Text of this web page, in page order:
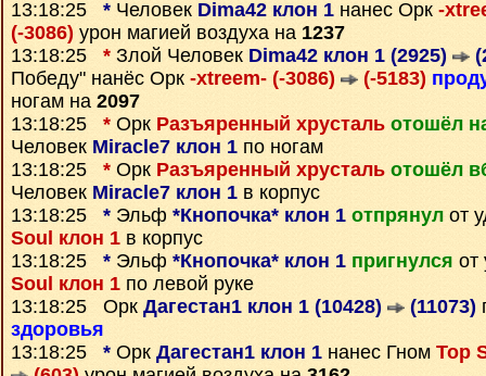
13:18:25 * Человек Dima42 клон 1 нанес Орк -
(-3086) урон магией воздуха на 1237
13:18:25 * Злой Человек Dima42 клон 1 (2925)
Победу" нанёс Орк -xtreem- (-3086) (-5183)
ногам на 2097
13:18:25 * Орк Разъяренный хрусталь отошёл
Человек Miracle7 клон 1 по ногам
13:18:25 * Орк Разъяренный хрусталь отошёл
Человек Miracle7 клон 1 в корпус
13:18:25 * Эльф *Кнопочка* клон 1 отпрянул от
Soul клон 1 в корпус
13:18:25 * Эльф *Кнопочка* клон 1 пригнулся от
Soul клон 1 по левой руке
13:18:25 Орк Дагестан1 клон 1 (10428) (11073)
здоровья
13:18:25 * Орк Дагестан1 клон 1 нанес Гном Top